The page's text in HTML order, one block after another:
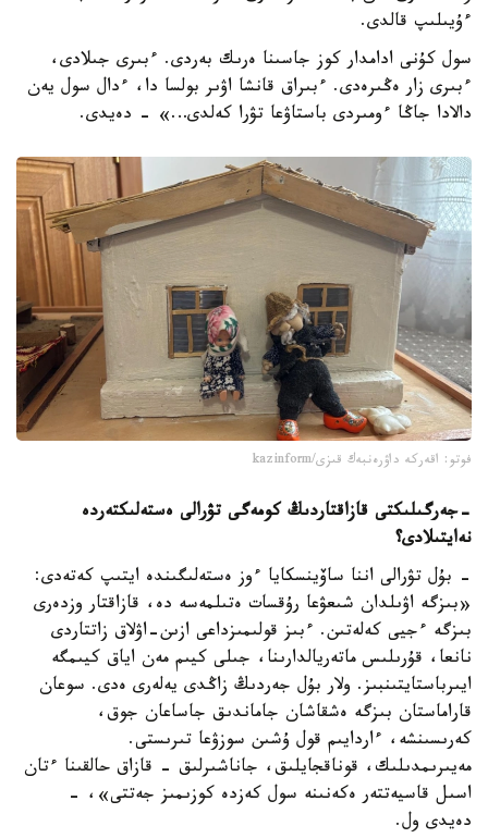
ءۇيىلىپ قالدى.
سول كۇنى ادامدار كوز جاسىنا ەرىك بەردى. ءبىرى جىلادى،
ءبىرى زار ەڭىرەدى. ءبىراق قانشا اۋىر بولسا دا، ءدال سول يەن
دالادا جاڭا ءومىردى باستاۋعا تۋرا كەلدى…» - دەيدى.
فوتو: اقەركە داۋرەنبەك قىزى/kazinform
-جەرگىلىكتى قازاقتاردىڭ كومەگى تۋرالى ەستەلىكتەردە
نەايتىلادى؟
- بۇل تۋرالى اننا ساۆينسكايا ءوز ەستەلىگىندە ايتىپ كەتەدى:
«بىزگە اۋىلدان شىعۋعا رۇقسات ەتىلمەسە دە، قازاقتار وزدەرى
بىزگە ءجيى كەلەتىن. ءبىز قولىمىزداعى ازىن-اۋلاق زاتتاردى
نانعا، قۇرىلىس ماتەريالدارىنا، جىلى كيىم مەن اياق كيىمگە
ايىرباستايتىنبىز. ولار بۇل جەردىڭ زاڭدى يەلەرى ەدى. سوعان
قاراماستان بىزگە ەشقاشان جاماندىق جاساعان جوق،
كەرىسىنشە، ءاردايىم قول ۇشىن سوزۋعا تىرىستى.
مەيىرىمدىلىك، قوناقجايلىق، جاناشىرلىق - قازاق حالقىنا ءتان
اسىل قاسيەتتەر ەكەنىنە سول كەزدە كوزىمىز جەتتى»، -
دەيدى ول.